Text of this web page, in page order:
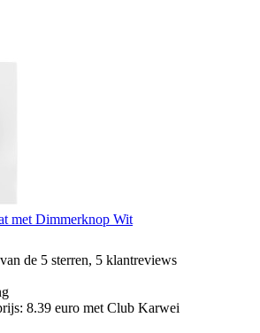
met Dimmerknop Wit
de 5 sterren, 5 klantreviews
8.39 euro met Club Karwei